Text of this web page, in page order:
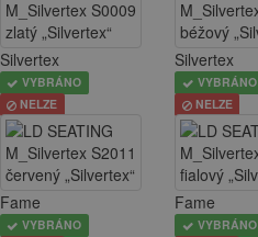
Silvertex
VYBRÁNO
NELZE
Silvertex
VYBRÁNO
NELZE
Fame
VYBRÁNO
Fame
VYBRÁNO